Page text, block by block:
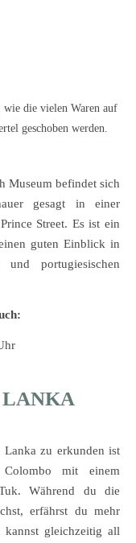
wie die vielen Waren auf
geschoben werden.
Museum befindet sich
gesagt in einer
Street. Es ist ein
guten Einblick in
portugiesischen
zu erkunden ist
mit einem
Während du die
erfährst du mehr
gleichzeitig all